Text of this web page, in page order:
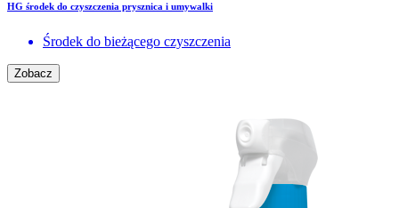
HG środek do czyszczenia prysznica i umywalki
Środek do bieżącego czyszczenia
Zobacz